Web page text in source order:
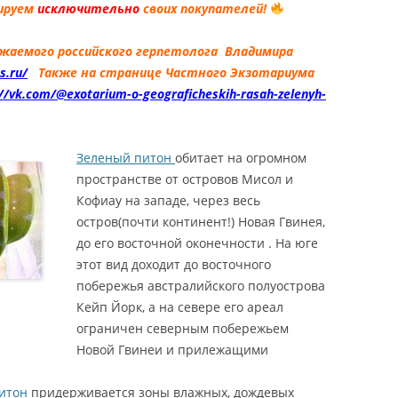
/ OREO
TAILED GECKO
ПАТТЕРНЛЕСС /
HEMITHECONYX
/ PATTERNLESS
GECKO
ВАРАН /
ACANTHURUS / КУПИТЬ
VARANUS
исключительно своих покупателей!
российского герпетолога Владимира
Также на странице Частного Экзотариума
vk.com/@exotarium-o-geograficheskih-rasah-zelenyh-
Зеленый питон обитает на огромном
пространстве от островов Мисол и
Кофиау на западе, через весь
остров(почти континент!) Новая Гвинея,
до его восточной оконечности . На юге
этот вид доходит до восточного
побережья австралийского полуострова
Кейп Йорк, а на севере его ареал
ограничен северным побережьем
Новой Гвинеи и прилежащими
придерживается зоны влажных, дождевых